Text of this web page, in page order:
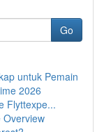
Go
untuk Pemain
2026
Flyttexpe...
Overview